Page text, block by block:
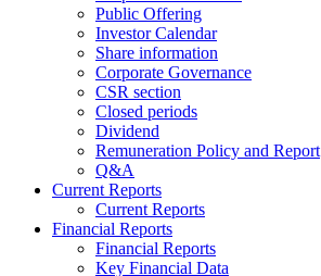
Public Offering
Investor Calendar
Share information
Corporate Governance
CSR section
Closed periods
Dividend
Remuneration Policy and Report
Q&A
Current Reports
Current Reports
Financial Reports
Financial Reports
Key Financial Data